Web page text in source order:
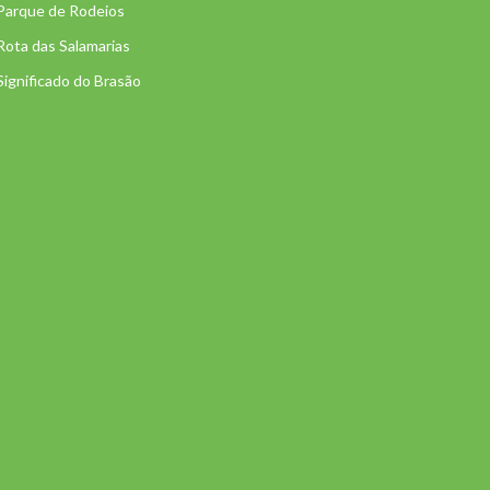
de Rodeios
das Salamarias
do Brasão